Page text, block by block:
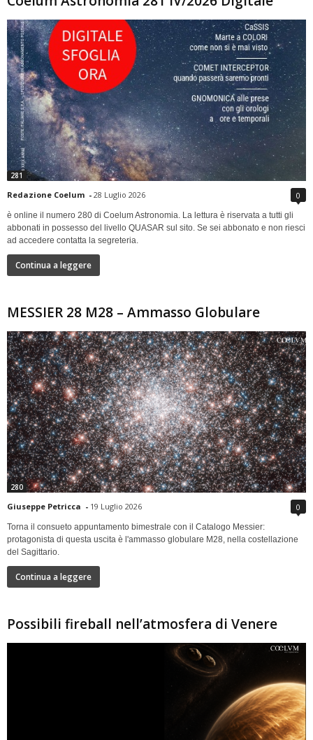
281
Redazione Coelum - 28 Luglio 2026 0
è online il numero 280 di Coelum Astronomia. La lettura è riservata a tutti gli
abbonati in possesso del livello QUASAR sul sito. Se sei abbonato e non riesci
ad accedere contatta la segreteria.
Continua a leggere
MESSIER 28 M28 – Ammasso Globulare
280
Giuseppe Petricca - 19 Luglio 2026 0
Torna il consueto appuntamento bimestrale con il Catalogo Messier:
protagonista di questa uscita è l'ammasso globulare M28, nella costellazione
del Sagittario.
Continua a leggere
Possibili fireball nell’atmosfera di Venere